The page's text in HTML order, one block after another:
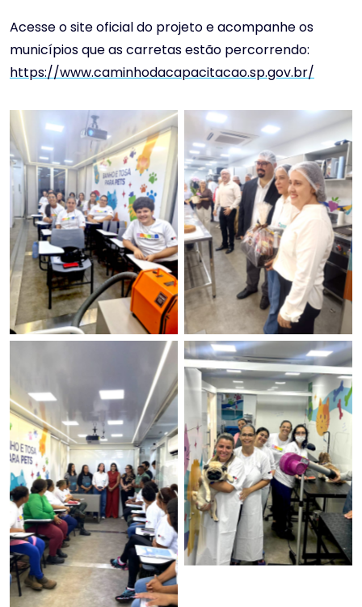
Acesse o site oficial do projeto e acompanhe os
municípios que as carretas estão percorrendo:
https://www.caminhodacapacitacao.sp.gov.br/
Ribeirão Preto
Primeira-dama em
Pontal
Primeira-dama em
Pontal
Sem legenda